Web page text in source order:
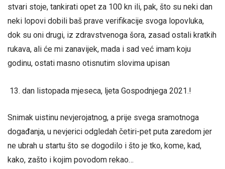
stvari stoje, tankirati opet za 100 kn ili, pak, što su neki dan
neki lopovi dobili baš prave verifikacije svoga lopovluka,
dok su oni drugi, iz zdravstvenoga šora, zasad ostali kratkih
rukava, ali će mi zanavijek, mada i sad već imam koju
godinu, ostati masno otisnutim slovima upisan
dan listopada mjeseca, ljeta Gospodnjega 2021.!
Snimak uistinu nevjerojatnog, a prije svega sramotnoga
događanja, u nevjerici odgledah četiri-pet puta zaredom jer
ne ubrah u startu što se dogodilo i što je tko, kome, kad,
kako, zašto i kojim povodom rekao…